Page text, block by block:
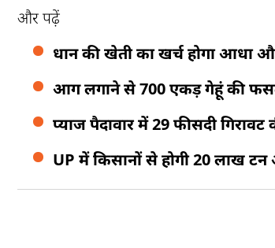
और पढ़ें
धान की खेती का खर्च होगा आधा
आग लगाने से 700 एकड़ गेहूं की
प्याज पैदावार में 29 फीसदी
UP में किसानों से होगी 20 लाख